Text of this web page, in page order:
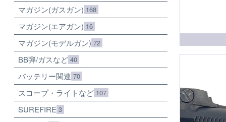
マガジン(ガスガン) 168
マガジン(エアガン) 16
マガジン(モデルガン) 72
BB弾/ガスなど 40
バッテリー関連 70
スコープ・ライトなど 107
SUREFIRE 3